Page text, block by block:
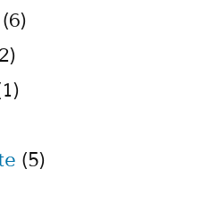
(6)
(5)